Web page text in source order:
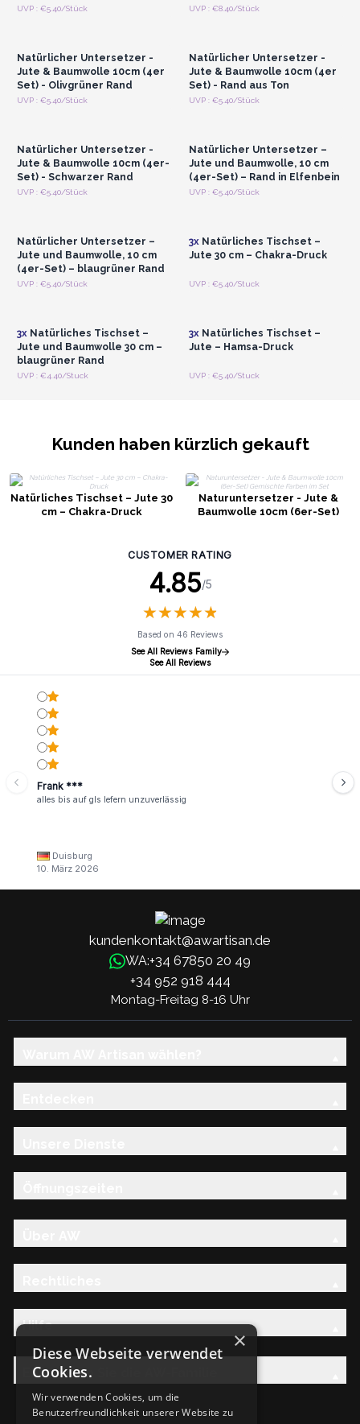
Schönheit und Umweltbewusstsein. Indem Sie diese Matten in
Kunden mit einer Prise Boho-Flair.
Lassen Sie die Verschmelzung von Jute und Baumwolle
mühelos Boho-Chic in jede Mahlzeit bringen. Es ist die
Wird im 4er-Set verkauft, jedes Tischset hat einen
Durchmesser von 30 cm.
UVP : €5.40/Stück UVP : €8.40/Stück
Anmelden oder
Natürlicher Untersetzer -
Jute & Baumwolle 10cm (4er
Set) - Olivgrüner Rand
UVP : €5.40/Stück
Anmelden oder
Natürlicher Untersetzer -
Jute & Baumwolle 10cm (4er
Set) - Rand aus Ton
UVP : €5.40/Stück
Anmelden oder
Natürlicher Untersetzer -
Jute & Baumwolle 10cm (4er-
Set) - Schwarzer Rand
UVP : €5.40/Stück
Anmelden oder
Natürlicher Untersetzer –
Jute und Baumwolle, 10 cm
(4er-Set) – Rand in Elfenbein
UVP : €5.40/Stück
Anmelden oder
Natürlicher Untersetzer –
Jute und Baumwolle, 10 cm
(4er-Set) – blaugrüner Rand
UVP : €5.40/Stück
Anmelden oder
3xNatürliches Tischset –
Jute 30 cm – Chakra-Druck
UVP : €5.40/Stuck
Anmelden oder
3xNatürliches Tischset –
Jute und Baumwolle 30 cm –
blaugrüner Rand
UVP : €4.40/Stuck
Anmelden oder
3xNatürliches Tischset –
Jute – Hamsa-Druck
UVP : €5.40/Stuck
Kunden haben kürzlich gekauft
Natürliches Tischset – Jute 30
cm – Chakra-Druck
Naturuntersetzer - Jute &
Baumwolle 10cm (6er-Set)
CUSTOMER RATING
4.85/5
★★★★★
★★★★★
Based on 46 Reviews
See All Reviews Family
See All Reviews
Frank ***
alles bis auf gls lefern unzuverlässig
Duisburg
10. März 2026
kundenkontakt@awartisan.de
WA:+34 67850 20 49
+34 952 918 444
Montag-Freitag 8-16 Uhr
Hilfe
Entdecken Sie die AW-Familie
×
Diese Webseite verwendet
Cookies.
Wir verwenden Cookies, um die
Benutzerfreundlichkeit unserer Website zu